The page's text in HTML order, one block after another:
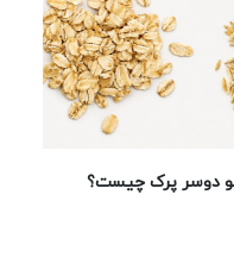
دوسر پرک چیست؟